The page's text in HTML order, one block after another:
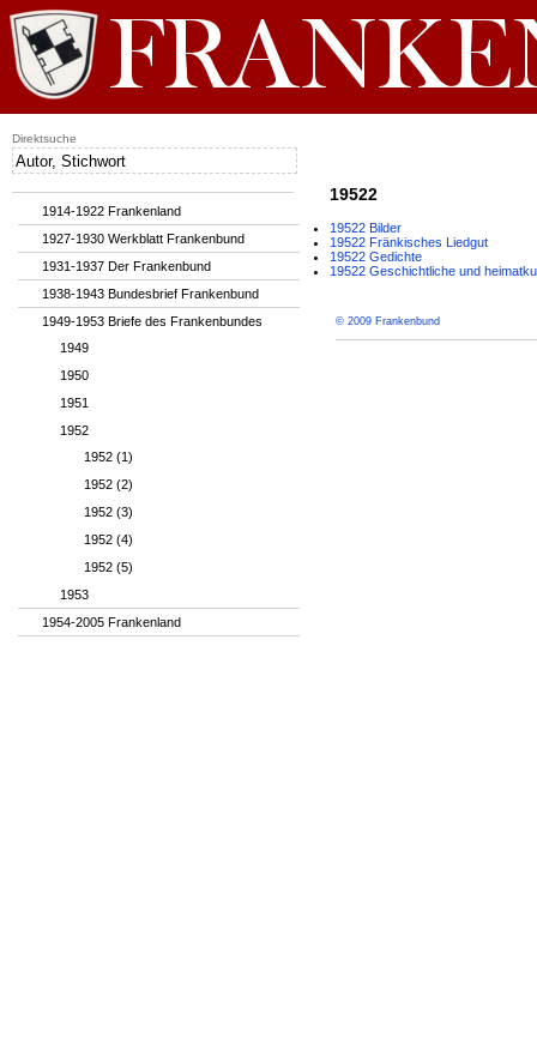
19522
19522 Bilder
19522 Fränkisches Liedgut
19522 Gedichte
19522 Geschichtliche und
© 2009 Frankenbund
1914-1922 Frankenland
1927-1930 Werkblatt Frankenbund
1931-1937 Der Frankenbund
1938-1943 Bundesbrief Frankenbund
1949-1953 Briefe des Frankenbundes
1949
1950
1951
1952
1952 (1)
1952 (2)
1952 (3)
1952 (4)
1952 (5)
1953
1954-2005 Frankenland
Direktsuche